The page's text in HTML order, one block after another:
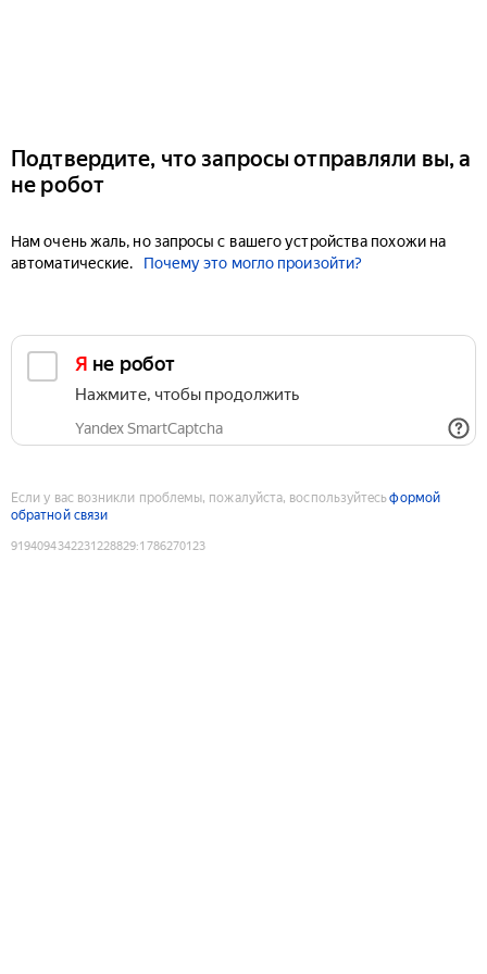
Подтвердите, что запросы отправляли вы, а
не робот
Нам очень жаль, но запросы с вашего устройства похожи на
автоматические.
Почему это могло произойти?
Я не робот
Нажмите, чтобы продолжить
Yandex SmartCaptcha
Если у вас возникли проблемы, пожалуйста, воспользуйтесьформой
обратной связи
9194094342231228829:1786270123